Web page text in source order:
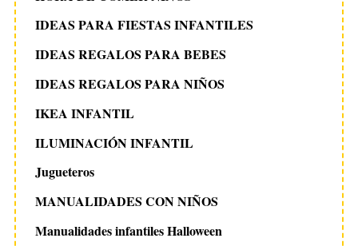
IDEAS PARA FIESTAS INFANTILES
IDEAS REGALOS PARA BEBES
IDEAS REGALOS PARA NIÑOS
IKEA INFANTIL
ILUMINACIÓN INFANTIL
Jugueteros
MANUALIDADES CON NIÑOS
Manualidades infantiles Halloween